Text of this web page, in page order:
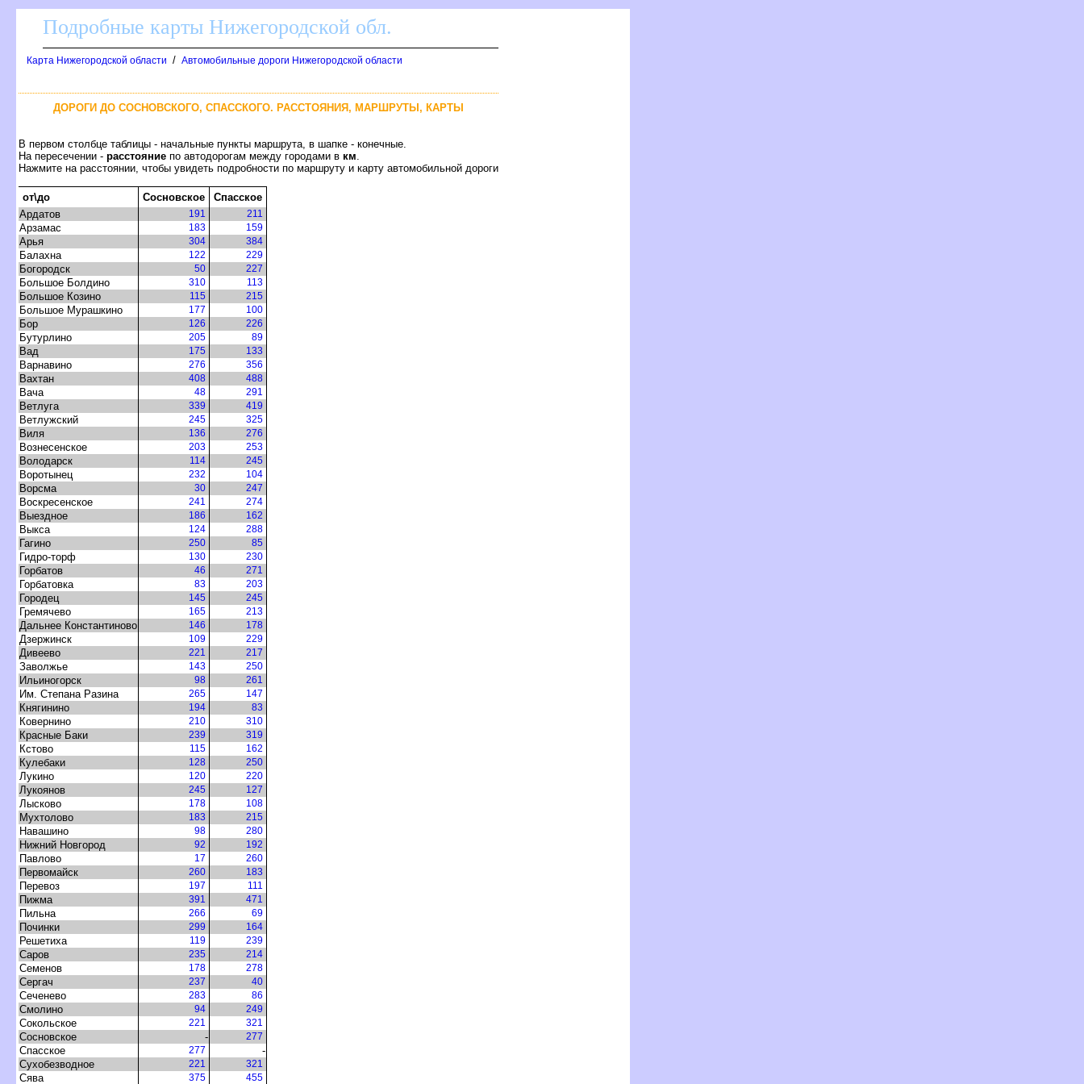
Подробные карты Нижегородской обл.
Карта Нижегородской области / Автомобильные дороги Нижегородской области
ДОРОГИ ДО СОСНОВСКОГО, СПАССКОГО. РАССТОЯНИЯ, МАРШРУТЫ, КАРТЫ
первом столбце таблицы - начальные пункты маршрута, в шапке - конечные.
На пересечении - расстояние по автодорогам между городами км
Нажмите на расстоянии, чтобы увидеть подробности по маршруту и карту автомобильной дороги
от\до Сосновское
Спасское
Ардато
191 211
Арзамас 183 159
Арья 304 384
Балахна 122 229
Богородск 50 227
Большое Болдино 310 113
Большое Козино 115 215
Большое Мурашкино 177 100
Бор 126 226
Бутурлино 205 89
ад 175 133
арнавино 276 356
ахтан 408 488
ача 48 291
етлуга 339 419
етлужский 245 325
иля 136 276
ознесенское 203 253
олодарск 114 245
оротынец 232 104
орсма 30 247
оскресенское 241 274
ыездное 186 162
ыкса 124 288
Гагино 250 85
Гидро-торф 130 230
Горбато 46 271
Горбатовка 83 203
Городец 145 245
Гремячево 165 213
Дальнее Константиново 146 178
Дзержинск 109 229
Дивеево 221 217
Заволжье 143 250
Ильиногорск 98 261
Им. Степана Разина 265 147
Княгинино 194 83
Ковернино 210 310
Красные Баки 239 319
Кстово 115 162
Кулебаки 128 250
Лукино 120 220
Лукояно 245 127
Лысково 178 108
Мухтолово 183 215
Навашино 98 280
Нижний Новгород 92 192
Павлово 17 260
Первомайск 260 183
Перевоз 197 111
Пижма 391 471
Пильна 266 69
Починки 299 164
Решетиха 119 239
Саро 235 214
Семено 178 278
Сергач 237 40
Сеченево 283 86
Смолино 94 249
Сокольское 221 321
Сосновское - 277
Спасское 277
-
Сухобезводное
221 321
Сява 375 455